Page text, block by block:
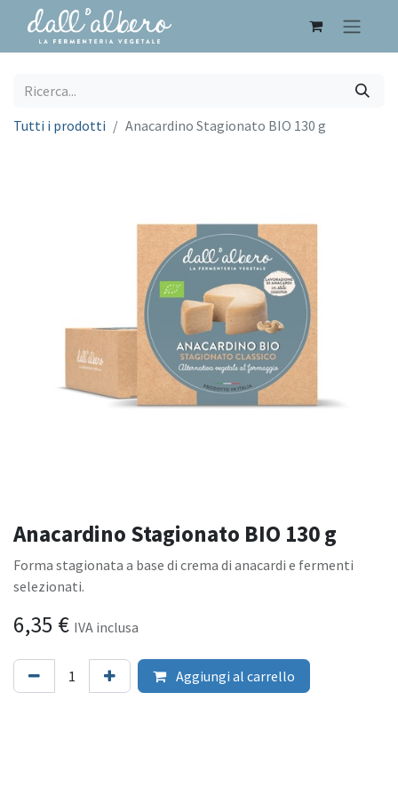
Tutti i prodotti Anacardino Stagionato BIO 130 g
Anacardino Stagionato BIO 130 g
Forma stagionata a base di crema di anacardi e fermenti
selezionati.
6,35 € IVA inclusa
Aggiungi al carrello